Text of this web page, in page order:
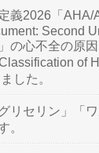
義2026「AHA/
Second
の心不全の原
of
した。
リセリン」「
。